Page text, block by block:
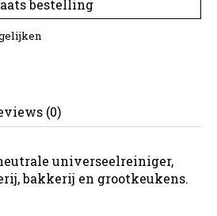
bestelling
(0)
universeelreiniger,
bakkerij en grootkeukens.